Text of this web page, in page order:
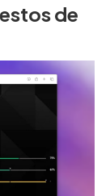
de